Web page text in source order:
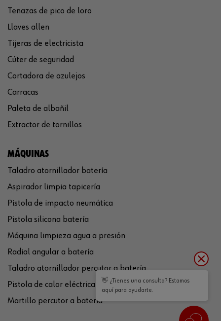
Tenazas de pico de loro
Llaves allen
Tijeras de electricista
Cúter de seguridad
Cortadora de azulejos
Carracas
Paleta de albañil
Extractor de tornillos
MÁQUINAS
Taladro atornillador batería
Aspirador limpia tapicería
Pistola de impacto neumática
Pistola silicona batería
Máquina limpieza agua a presión
Radial angular a batería
Taladro atornillador percutor a batería
Pistola de calor eléctrica
Martillo percutor a batería
👋 ¿Tienes una consulta? Estamos
aquí para ayudarte.